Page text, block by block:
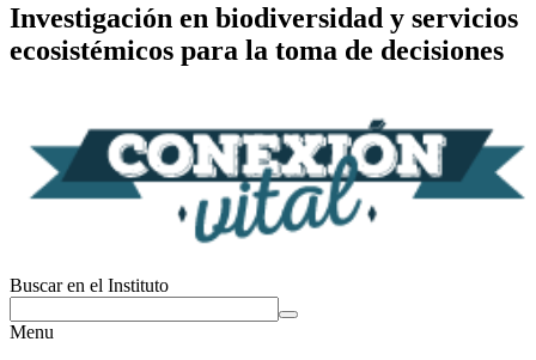
Investigación en biodiversidad y servicios
ecosistémicos para la toma de decisiones
Buscar en el Instituto
Menu